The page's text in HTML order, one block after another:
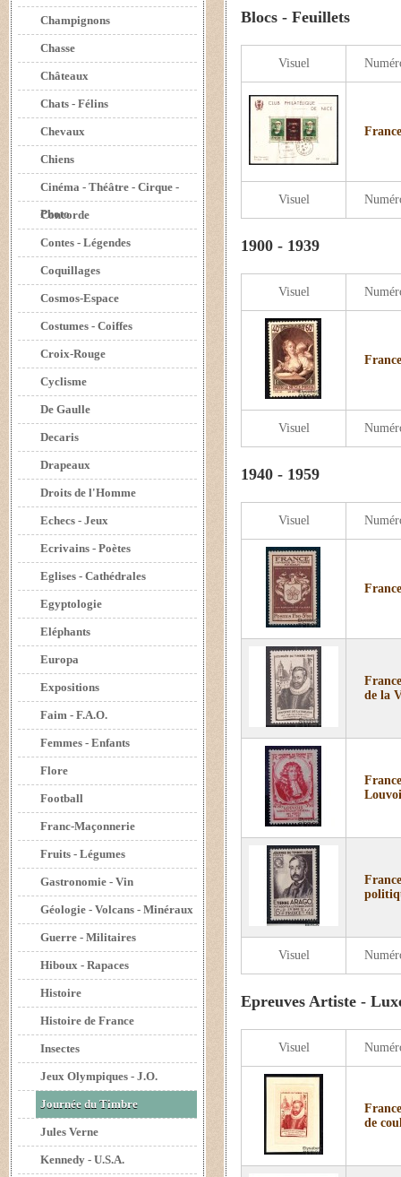
Champignons
Chasse
Châteaux
Chats - Félins
Chevaux
Chiens
Cinéma - Théâtre - Cirque -
Photo
Concorde
Contes - Légendes
Coquillages
Cosmos-Espace
Costumes - Coiffes
Croix-Rouge
Cyclisme
De Gaulle
Decaris
Drapeaux
Droits de l'Homme
Echecs - Jeux
Ecrivains - Poètes
Eglises - Cathédrales
Egyptologie
Eléphants
Europa
Expositions
Faim - F.A.O.
Femmes - Enfants
Flore
Football
Franc-Maçonnerie
Fruits - Légumes
Gastronomie - Vin
Géologie - Volcans - Minéraux
Guerre - Militaires
Hiboux - Rapaces
Histoire
Histoire de France
Insectes
Jeux Olympiques - J.O.
Journée du Timbre
Jules Verne
Kennedy - U.S.A.
Blocs - Feuillets
Visuel
Visuel
1900 - 1939
Visuel
Visuel
1940 - 1959
Visuel
Visuel
de la
Epreuves Artiste -
Visuel
de